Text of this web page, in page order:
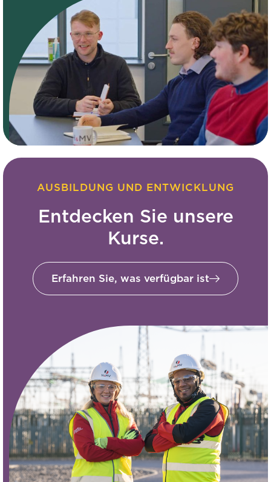
AUSBILDUNG UND ENTWICKLUNG
Entdecken Sie unsere
Kurse.
Erfahren Sie, was verfügbar ist